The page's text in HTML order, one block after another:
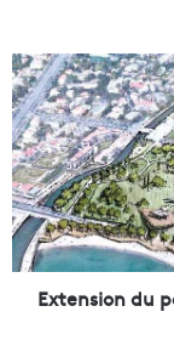
E
x
t
e
n
s
i
o
n
Extension du